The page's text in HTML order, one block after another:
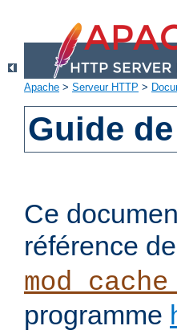
Apache > Serveur HTTP >
Guide
Ce
référence
programme